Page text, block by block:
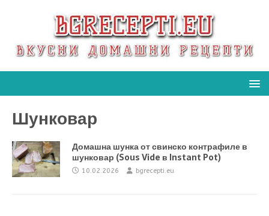
Шунковар
Домашна шунка от свинско контрафиле в
шунковар (Sous Vide в Instant Pot)
10.02.2026 bgrecepti.eu